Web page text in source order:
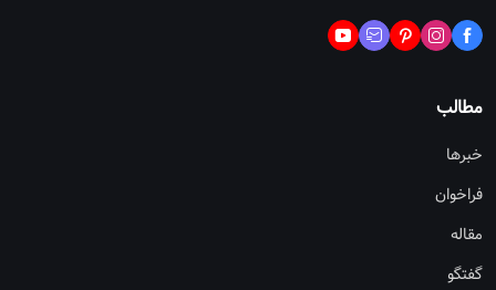
مطالب
خبرها
فراخوان
مقاله
گفتگو